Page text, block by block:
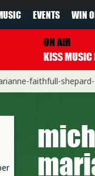
EVENTS WIN
ON AIR
faithfull-